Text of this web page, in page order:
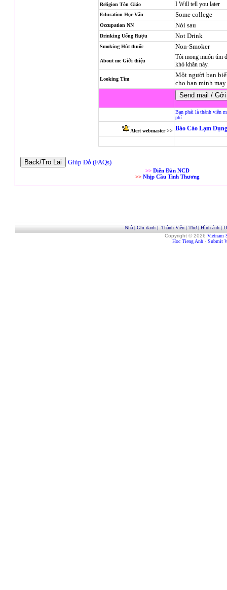
Religion Tôn Giáo I Will tell you later
Education Học-Vấn Some college
Occupation NN Nói sau
Drinking Uống Rượu Not Drink
Smoking Hút thuốc Non-Smoker
About me Giới thiệu
Tôi mong muốn tìm
khó khăn này.
Looking Tìm
Một người bạn
cho bạn mình may
Bạn phải là thành viên
phí
Alert webmaster >> Báo Cáo Lạm
Giúp Đở (FAQs)
>> Diễn Đàn NCD
>> Nhịp Cầu Tình Thương
Nhà| Ghi danh| Thành Viên| Thơ| Hình ảnh|
Copyright © 2026 Vietnam
Hoc Tieng Anh - Submit